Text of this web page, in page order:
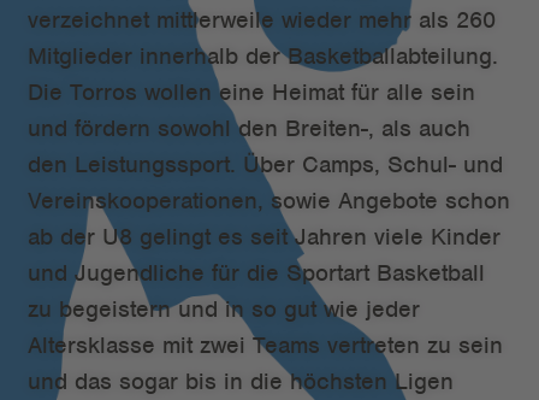
verzeichnet mittlerweile wieder mehr als 260
Mitglieder innerhalb der Basketballabteilung.
Die Torros wollen eine Heimat für alle sein
und fördern sowohl den Breiten-, als auch
den Leistungssport. Über Camps, Schul- und
Vereinskooperationen, sowie Angebote schon
ab der U8 gelingt es seit Jahren viele Kinder
und Jugendliche für die Sportart Basketball
zu begeistern und in so gut wie jeder
Altersklasse mit zwei Teams vertreten zu sein
und das sogar bis in die höchsten Ligen